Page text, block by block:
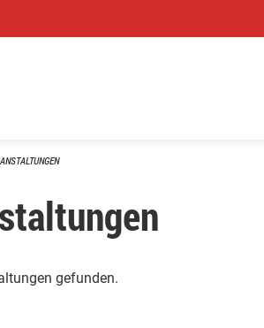
gefunden.